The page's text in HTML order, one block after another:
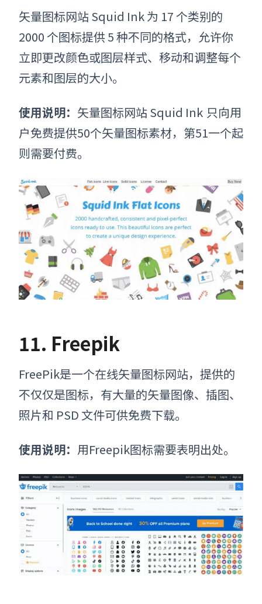
矢量图标网站 Squid Ink 为 17 个类别的
2000 个图标提供 5 种不同的格式，允许你
立即更改颜色或图层样式、移动和调整每个
元素和图层的大小。
使用说明： 矢量图标网站 Squid Ink 只向用
户免费提供50个矢量图标素材，第51一个起
则需要付费。
11. Freepik
FreePik是一个在线矢量图标网站，提供的
不仅仅是图标，有大量的矢量图像、插图、
照片和 PSD 文件可供免费下载。
使用说明： 用Freepik图标需要表明出处。